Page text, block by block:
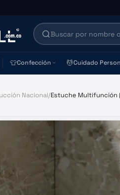
👕Confección 💆Cuidado
Nacional/Estuche